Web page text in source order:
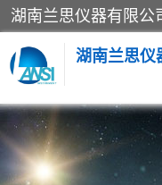
湖南兰思仪
老化房